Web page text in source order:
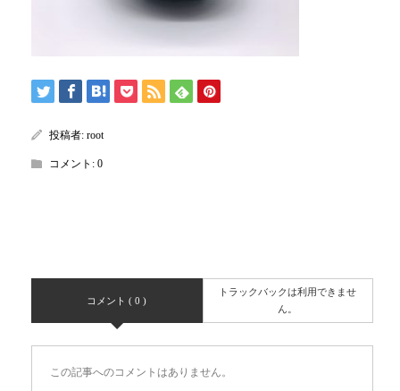
投稿者: root
コメント: 0
コメント ( 0 )
トラックバックは利用できませ
ん。
この記事へのコメントはありません。